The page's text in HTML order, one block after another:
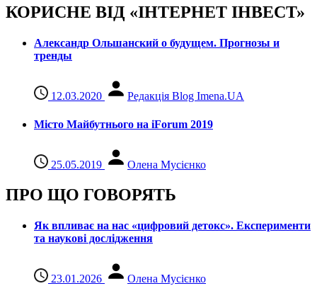
КОРИСНЕ ВІД «ІНТЕРНЕТ ІНВЕСТ»
Александр Ольшанский о будущем. Прогнозы и
тренды
12.03.2020 Редакція Blog Imena.UA
Місто Майбутнього на iForum 2019
25.05.2019 Олена Мусієнко
ПРО ЩО ГОВОРЯТЬ
Як впливає на нас «цифровий детокс». Експерименти
та наукові дослідження
23.01.2026 Олена Мусієнко